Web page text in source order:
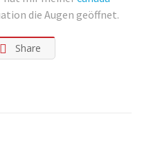
die Augen geöffnet.
Share